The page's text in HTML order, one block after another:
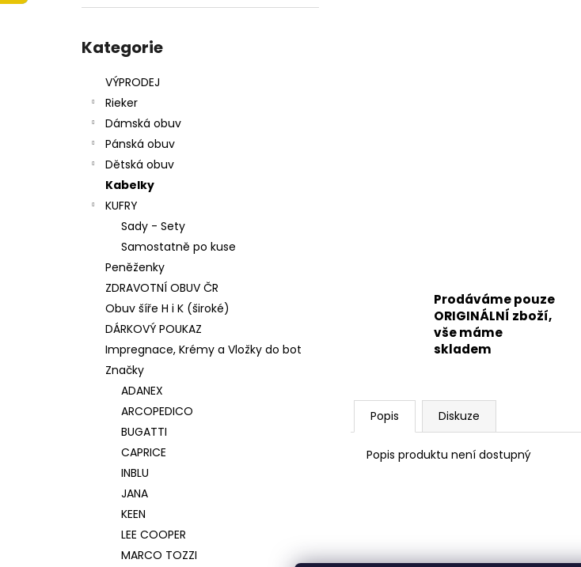
kategorie
Kategorie
VÝPRODEJ
Rieker
Dámská obuv
Pánská obuv
Dětská obuv
Kabelky
KUFRY
Sady - Sety
Samostatně po kuse
Peněženky
ZDRAVOTNÍ OBUV ČR
Obuv šíře H i K (široké)
DÁRKOVÝ POUKAZ
Impregnace, Krémy a Vložky do bot
Značky
ADANEX
ARCOPEDICO
BUGATTI
CAPRICE
INBLU
JANA
KEEN
LEE COOPER
MARCO TOZZI
Prodáváme pouze
ORIGINÁLNÍ zboží,
vše máme
skladem
Popis Diskuze
Popis produktu není dostupný
699 Kč